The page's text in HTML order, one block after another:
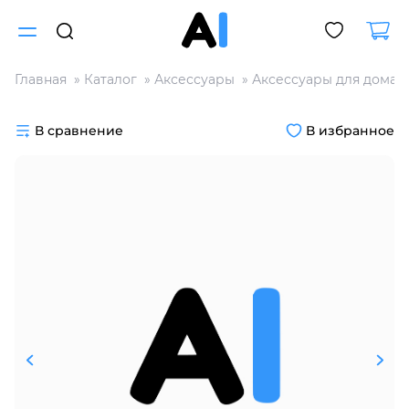
Главная Каталог Аксессуары Аксессуары для дома
В сравнение В избранное
Разбейте
25